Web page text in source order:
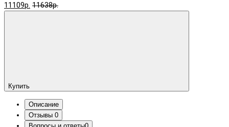
11109р. 11638р.
Купить
Описание
Отзывы 0